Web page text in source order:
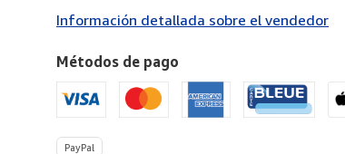
Estados
de
America
Información detallada sobre el vendedor
Métodos de pago
PayPal